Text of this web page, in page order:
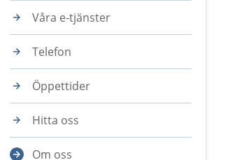
Våra e-tjänster
Telefon
Öppettider
Hitta oss
Om oss